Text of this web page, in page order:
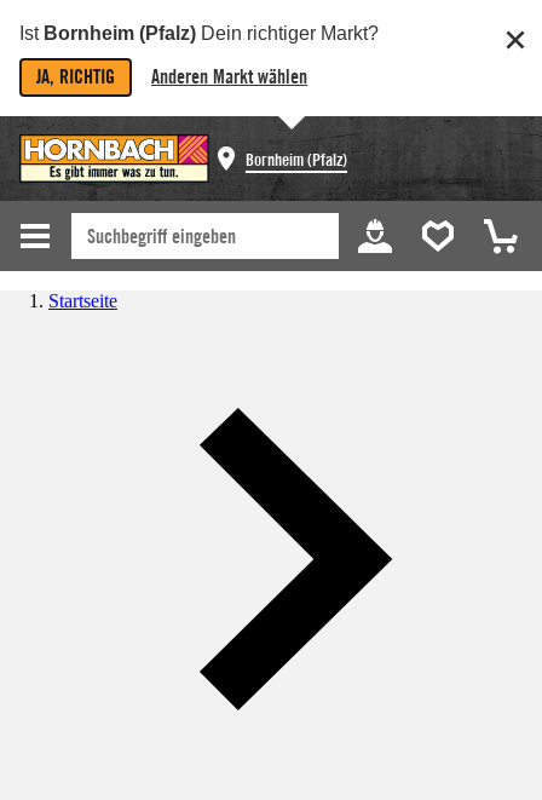
Ist Bornheim (Pfalz) Dein richtiger Markt?
JA, RICHTIG Anderen Markt wählen
Bornheim (Pfalz)
Startseite